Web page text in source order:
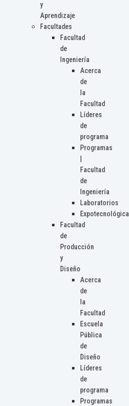
y
Aprendizaje
Facultades
Facultad
de
Ingeniería
Acerca
de
la
Facultad
Líderes
de
programa
Programas
Facultad
de
Ingeniería
Laboratorios
Expotecnológica
Facultad
de
Producción
y
Diseño
Acerca
de
la
Facultad
Escuela
Pública
de
Diseño
Líderes
de
programa
Programas